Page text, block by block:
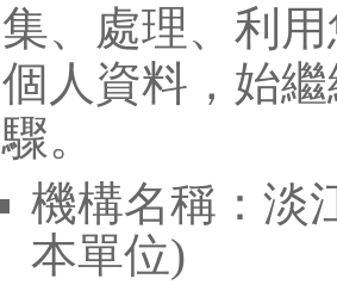
集、處理、利
個人資料，始
驟。
機構名稱：淡
本單位)